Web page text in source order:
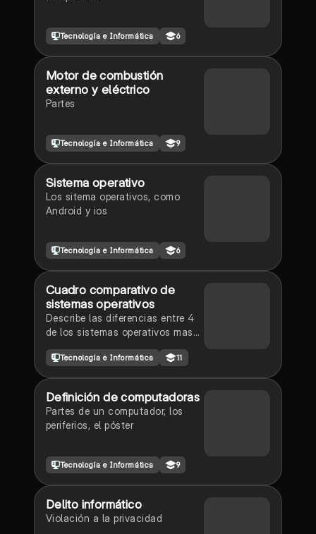
Tecnología e Informática 6
Motor de combustión
externo y eléctrico
Partes
Tecnología e Informática 9
Sistema operativo
Los sitema operativos, como
Android y ios
Tecnología e Informática 6
Cuadro comparativo de
sistemas operativos
Describe las diferencias entre 4
de los sistemas operativos mas
Tecnología e Informática 11
Definición de computadoras
Partes de un computador, los
periferios, el póster
Tecnología e Informática 9
Delito informático
Violación a la privacidad